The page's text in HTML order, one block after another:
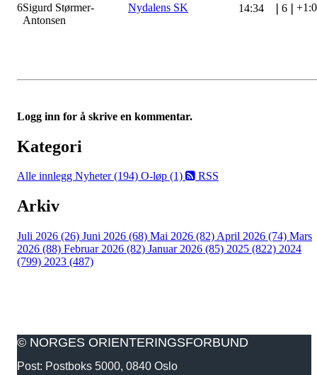
6Sigurd Størmer-
Antonsen
Nydalens SK 14:34 6
Logg inn for å skrive en kommentar.
Kategori
Alle innlegg Nyheter (194) O-løp (1) RSS
Arkiv
Juli 2026 (26) Juni 2026 (68) Mai 2026 (82) April 2026 (74) Mars
2026 (88) Februar 2026 (82) Januar 2026 (85) 2025 (822) 2024
(799) 2023 (487)
© NORGES ORIENTERINGSFORBUND
Post: Postboks 5000, 0840 Oslo